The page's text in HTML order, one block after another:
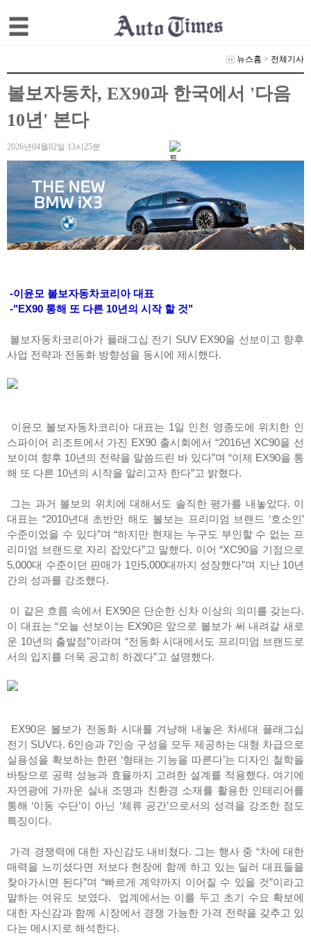
뉴스홈 > 전체기사
볼보자동차, EX90과 한국에서 '다음
10년' 본다
2026년04월02일 13시25분
-이윤모 볼보자동차코리아 대표
-"EX90 통해 또 다른 10년의 시작 할 것"
볼보자동차코리아가 플래그십 전기 SUV EX90을 선보이고 향후
사업 전략과 전동화 방향성을 동시에 제시했다.
이윤모 볼보자동차코리아 대표는 1일 인천 영종도에 위치한 인
스파이어 리조트에서 가진 EX90 출시회에서 “2016년 XC90을 선
보이며 향후 10년의 전략을 말씀드린 바 있다”며 “이제 EX90을 통
해 또 다른 10년의 시작을 알리고자 한다”고 밝혔다.
그는 과거 볼보의 위치에 대해서도 솔직한 평가를 내놓았다. 이
대표는 “2010년대 초반만 해도 볼보는 프리미엄 브랜드 ‘호소인’
수준이었을 수 있다”며 “하지만 현재는 누구도 부인할 수 없는 프
리미엄 브랜드로 자리 잡았다”고 말했다. 이어 “XC90을 기점으로
5,000대 수준이던 판매가 1만5,000대까지 성장했다”며 지난 10년
간의 성과를 강조했다.
이 같은 흐름 속에서 EX90은 단순한 신차 이상의 의미를 갖는다.
이 대표는 “오늘 선보이는 EX90은 앞으로 볼보가 써 내려갈 새로
운 10년의 출발점”이라며 “전동화 시대에서도 프리미엄 브랜드로
서의 입지를 더욱 공고히 하겠다”고 설명했다.
EX90은 볼보가 전동화 시대를 겨냥해 내놓은 차세대 플래그십
전기 SUV다. 6인승과 7인승 구성을 모두 제공하는 대형 차급으로
실용성을 확보하는 한편 ‘형태는 기능을 따른다’는 디자인 철학을
바탕으로 공력 성능과 효율까지 고려한 설계를 적용했다. 여기에
자연광에 가까운 실내 조명과 친환경 소재를 활용한 인테리어를
통해 ‘이동 수단’이 아닌 ‘체류 공간’으로서의 성격을 강조한 점도
특징이다.
가격 경쟁력에 대한 자신감도 내비쳤다. 그는 행사 중 “차에 대한
매력을 느끼셨다면 저보다 현장에 함께 하고 있는 딜러 대표들을
찾아가시면 된다”며 “빠르게 계약까지 이어질 수 있을 것”이라고
말하는 여유도 보였다. 업계에서는 이를 두고 초기 수요 확보에
대한 자신감과 함께 시장에서 경쟁 가능한 가격 전략을 갖추고 있
다는 메시지로 해석한다.